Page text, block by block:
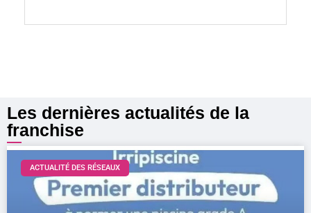
Les dernières actualités de la
franchise
ACTUALITÉ DES RÉSEAUX